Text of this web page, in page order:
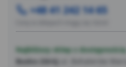
+48 41 242 14 65
Najbliższy sklep z dostępnością
Busko-Zdrój